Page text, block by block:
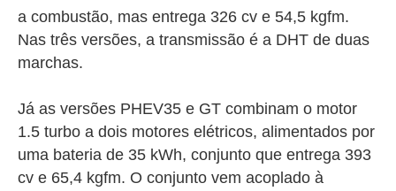
a combustão, mas entrega 326 cv e 54,5 kgfm.
Nas três versões, a transmissão é a DHT de duas
marchas.
Já as versões PHEV35 e GT combinam o motor
1.5 turbo a dois motores elétricos, alimentados por
uma bateria de 35 kWh, conjunto que entrega 393
cv e 65,4 kgfm. O conjunto vem acoplado à